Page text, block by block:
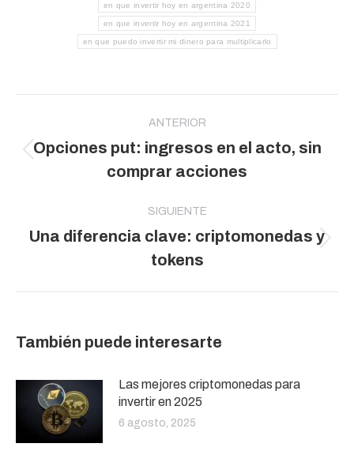
en que invertir hoy en argentina 2020
en que invertir hoy en argentina 2021
en que puedo invertir mi dinero para multiplicarlo
publicaciones
ANTERIOR
Publicación
anterior:
Opciones put: ingresos en el acto, sin
comprar acciones
SIGUIENTE
Publicación
siguiente:
Una diferencia clave: criptomonedas y
tokens
También puede interesarte
Las mejores criptomonedas para
invertir en 2025
6 agosto, 2025